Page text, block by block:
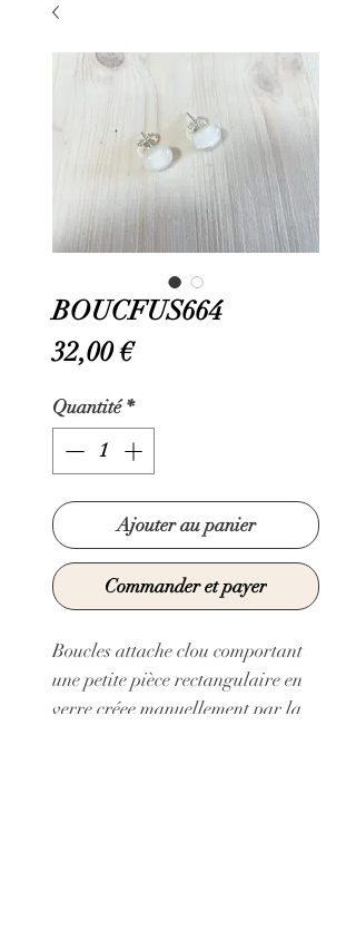
BOUCFUS664
32,00 €Prix
Quantité *
Ajouter au panier
Commander et payer
Boucles attache clou comportant
une petite pièce rectangulaire en
verre créee manuellement par la